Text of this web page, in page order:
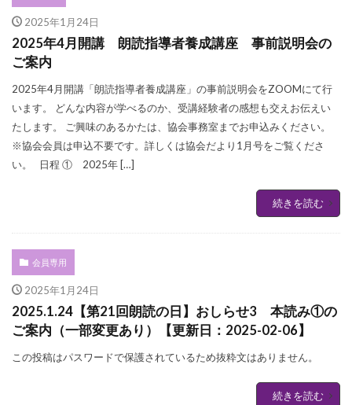
2025年1月24日
2025年4月開講 朗読指導者養成講座 事前説明会の
ご案内
2025年4月開講「朗読指導者養成講座」の事前説明会をZOOMにて行
います。 どんな内容が学べるのか、受講経験者の感想も交えお伝えい
たします。 ご興味のあるかたは、協会事務室までお申込みください。
※協会会員は申込不要です。詳しくは協会だより1月号をご覧くださ
い。 日程 ① 2025年 […]
続きを読む
会員専用
2025年1月24日
2025.1.24【第21回朗読の日】おしらせ3 本読み①の
ご案内（一部変更あり）【更新日：2025-02-06】
この投稿はパスワードで保護されているため抜粋文はありません。
続きを読む